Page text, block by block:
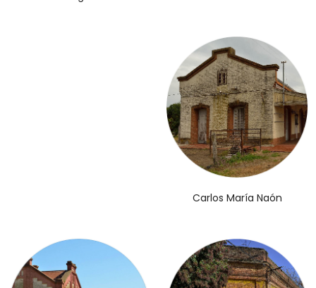
Carlos María Naón